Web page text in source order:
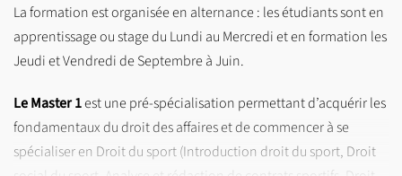
La formation est organisée en alternance : les étudiants sont en
apprentissage ou stage du Lundi au Mercredi et en formation les
Jeudi et Vendredi de Septembre à Juin.
Le Master 1est une pré-spécialisation permettant d’acquérir les
fondamentaux du droit des affaires et de commencer à se
spécialiser en Droit du sport (Introduction droit du sport, Droit